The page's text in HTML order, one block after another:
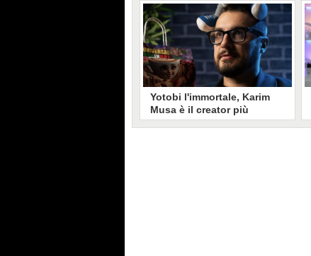
Yotobi l'immortale, Karim
Musa è il creator più
longevo in Italia: il suo